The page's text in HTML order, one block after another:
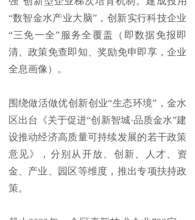
“数智金水产业大脑”，创新实行科技企业
“三免一全”服务全覆盖（即数据免报即
清、政策免查即知、奖励免申即享，企业
全息画像）。
围绕做活做优创新创业“生态环境”，金水
区出台《关于促进“创新智城·品质金水”建
设推动经济高质量可持续发展的若干政策
意见》，分别从开放、创新、人才、资
金、产业、园区等维度，推出专项扶持政
策。